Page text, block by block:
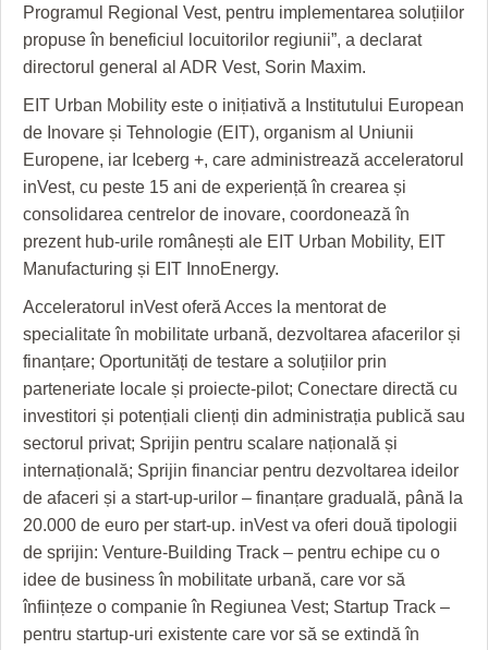
Programul Regional Vest, pentru implementarea soluțiilor
propuse în beneficiul locuitorilor regiunii”, a declarat
directorul general al ADR Vest, Sorin Maxim.
EIT Urban Mobility este o inițiativă a Institutului European
de Inovare și Tehnologie (EIT), organism al Uniunii
Europene, iar Iceberg +, care administrează acceleratorul
inVest, cu peste 15 ani de experiență în crearea și
consolidarea centrelor de inovare, coordonează în
prezent hub-urile românești ale EIT Urban Mobility, EIT
Manufacturing și EIT InnoEnergy.
Acceleratorul inVest oferă Acces la mentorat de
specialitate în mobilitate urbană, dezvoltarea afacerilor și
finanțare; Oportunități de testare a soluțiilor prin
parteneriate locale și proiecte-pilot; Conectare directă cu
investitori și potențiali clienți din administrația publică sau
sectorul privat; Sprijin pentru scalare națională și
internațională; Sprijin financiar pentru dezvoltarea ideilor
de afaceri și a start-up-urilor – finanțare graduală, până la
20.000 de euro per start-up. inVest va oferi două tipologii
de sprijin: Venture-Building Track – pentru echipe cu o
idee de business în mobilitate urbană, care vor să
înființeze o companie în Regiunea Vest; Startup Track –
pentru startup-uri existente care vor să se extindă în